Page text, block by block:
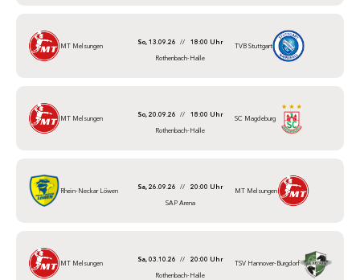
MT Melsungen So, 13.09.26 //
18:00 Uhr
Rothenbach-Halle
TVB Stuttgart
MT Melsungen So, 20.09.26 //
18:00 Uhr
Rothenbach-Halle
SC Magdeburg
Rhein-Neckar Löwen Sa, 26.09.26 //
20:00 Uhr
SAP Arena
MT Melsungen
MT Melsungen Sa, 03.10.26 //
20:00 Uhr
Rothenbach-Halle
TSV Hannover-Burgdorf